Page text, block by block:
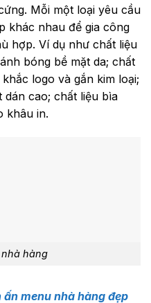
Mỗi một loại yêu cầu
khác nhau để gia công
hợp. Ví dụ như chất liệu
bóng bề mặt da; chất
logo và gắn kim loại;
cao; chất liệu bìa
khâu in.
hàng
menu nhà hàng đẹp